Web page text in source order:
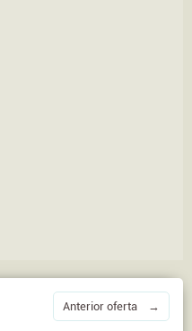
Anterior oferta →